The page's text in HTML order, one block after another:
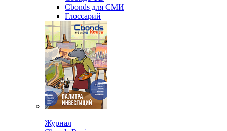
Новости & Research Hub
Новости рынка
Research Hub
Сбондс-ТВ
Cbonds для СМИ
Глоссарий